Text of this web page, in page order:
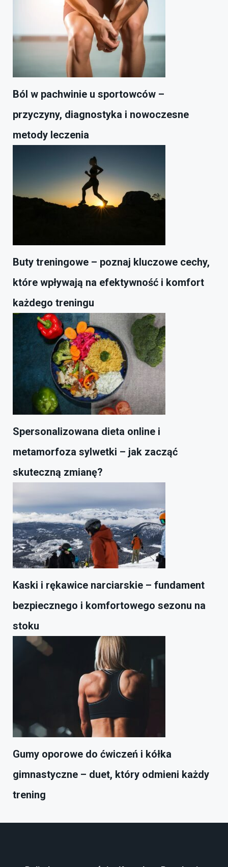
Ból w pachwinie u sportowców –
przyczyny, diagnostyka i nowoczesne
metody leczenia
Buty treningowe – poznaj kluczowe cechy,
które wpływają na efektywność i komfort
każdego treningu
Spersonalizowana dieta online i
metamorfoza sylwetki – jak zacząć
skuteczną zmianę?
Kaski i rękawice narciarskie – fundament
bezpiecznego i komfortowego sezonu na
stoku
Gumy oporowe do ćwiczeń i kółka
gimnastyczne – duet, który odmieni każdy
trening